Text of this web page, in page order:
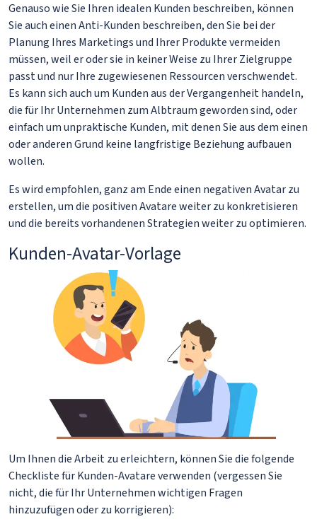
Genauso wie Sie Ihren idealen Kunden beschreiben, können
Sie auch einen Anti-Kunden beschreiben, den Sie bei der
Planung Ihres Marketings und Ihrer Produkte vermeiden
müssen, weil er oder sie in keiner Weise zu Ihrer Zielgruppe
passt und nur Ihre zugewiesenen Ressourcen verschwendet.
Es kann sich auch um Kunden aus der Vergangenheit handeln,
die für Ihr Unternehmen zum Albtraum geworden sind, oder
einfach um unpraktische Kunden, mit denen Sie aus dem einen
oder anderen Grund keine langfristige Beziehung aufbauen
wollen.
Es wird empfohlen, ganz am Ende einen negativen Avatar zu
erstellen, um die positiven Avatare weiter zu konkretisieren
und die bereits vorhandenen Strategien weiter zu optimieren.
Kunden-Avatar-Vorlage
Um Ihnen die Arbeit zu erleichtern, können Sie die folgende
Checkliste für Kunden-Avatare verwenden (vergessen Sie
nicht, die für Ihr Unternehmen wichtigen Fragen
hinzuzufügen oder zu korrigieren):